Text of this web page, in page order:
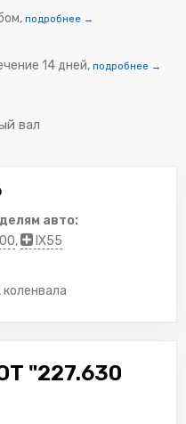
подробнее →
14 дней, подробнее →
вал
авто:
,
IX55
коленвала
"227.630